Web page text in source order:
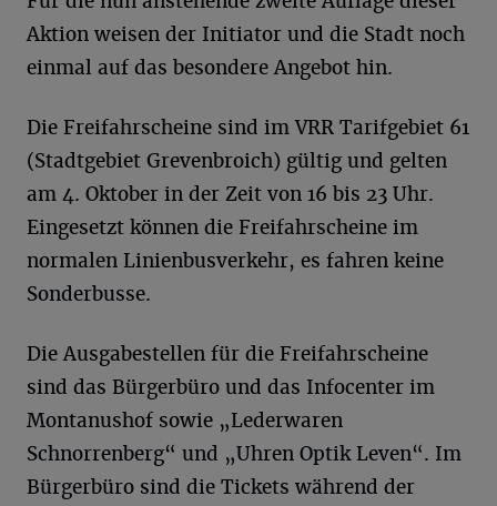
Aktion weisen der Initiator und die Stadt noch
einmal auf das besondere Angebot hin.
Die Freifahrscheine sind im VRR Tarifgebiet 61
(Stadtgebiet Grevenbroich) gültig und gelten
am 4. Oktober in der Zeit von 16 bis 23 Uhr.
Eingesetzt können die Freifahrscheine im
normalen Linienbusverkehr, es fahren keine
Sonderbusse.
Die Ausgabestellen für die Freifahrscheine
sind das Bürgerbüro und das Infocenter im
Montanushof sowie „Lederwaren
Schnorrenberg“ und „Uhren Optik Leven“. Im
Bürgerbüro sind die Tickets während der